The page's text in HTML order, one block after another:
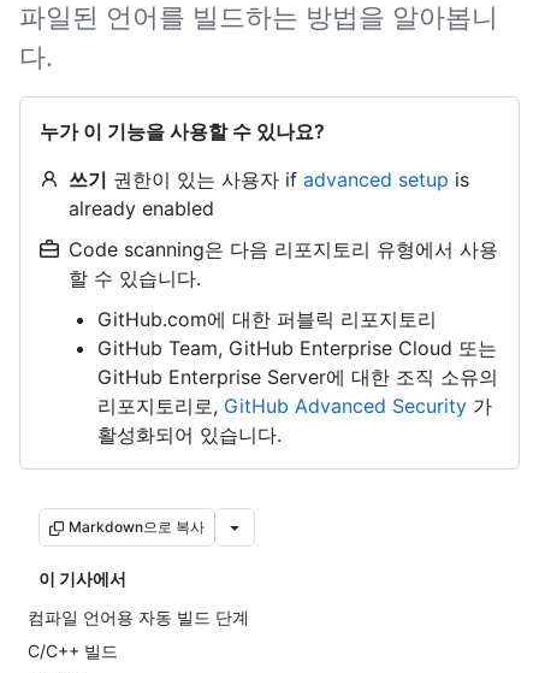
파일된 언어를 빌드하는 방법을 알아봅니
다.
누가 이 기능을 사용할 수 있나요?
쓰기 권한이 있는 사용자 if advanced setup is
already enabled
Code scanning은 다음 리포지토리 유형에서 사용
할 수 있습니다.
GitHub.com에 대한 퍼블릭 리포지토리
GitHub Team, GitHub Enterprise Cloud 또는
GitHub Enterprise Server에 대한 조직 소유의
리포지토리로, GitHub Advanced Security 가
활성화되어 있습니다.
Markdown으로 복사
이 기사에서
컴파일 언어용 자동 빌드 단계
C/C++ 빌드